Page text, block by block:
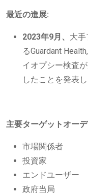
最近の進展:
2023年9月、 大
るG​​uardant
イオプシー検査
したことを発表し
主要ターゲットオー
市場関係者
投資家
エンドユーザー
政府当局